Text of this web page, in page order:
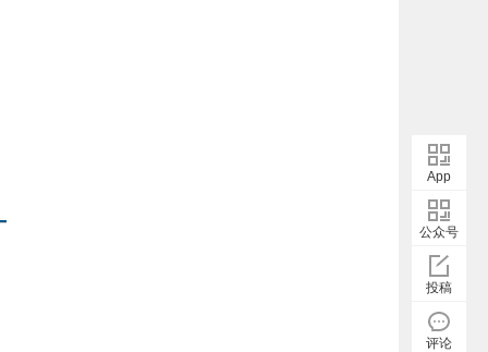
App
公众号
投稿
评论